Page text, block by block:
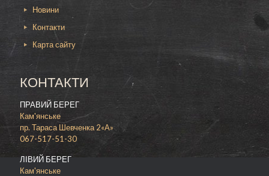
блюдо, которое совмещает в себе различные
ингредиенты, взаимодополняющие друг друга.
Для того чтобы попробовать наш хит, вам
необходимо всего лишь позвонить нам, и
курьер доставит заказ на дом или в офис в
любой конец города Каменское.
Также у нас вы можете заказать и
другие блюда на любой вкус, представленные
в нашем меню.
Правильная закуска к пиву только у нас,
сделайте свой заказ прямо сейчас и вы сами в
этом убедитесь.
Новини
Контакти
Карта сайту
КОНТАКТИ
ПРАВИЙ БЕРЕГ
Кам'янське
пр. Тараса Шевченка 2«А»
067-517-51-30
ЛІВИЙ БЕРЕГ
Кам'янське